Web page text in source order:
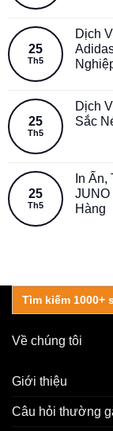
25
Th5
Dịch
25
Th5
Dịch
Sắc
25
Th5
In
JUNO
Hàng
Search
for:
Về chúng tôi
Giới thiệu
Câu hỏi thường